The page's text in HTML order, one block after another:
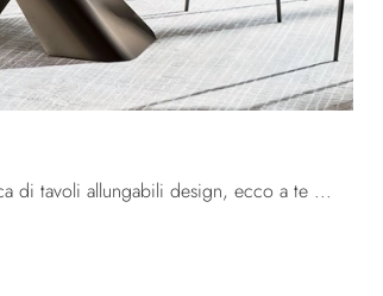
Se sei alla ricerca di tavoli allungabili design, ecco a te il modello da pranzo in vetro Axiom vetro dell'azienda Calligaris.